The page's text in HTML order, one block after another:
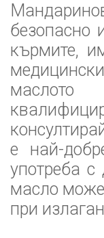
безопасно
кърмите,
маслото
е най-
употреба
масло
при